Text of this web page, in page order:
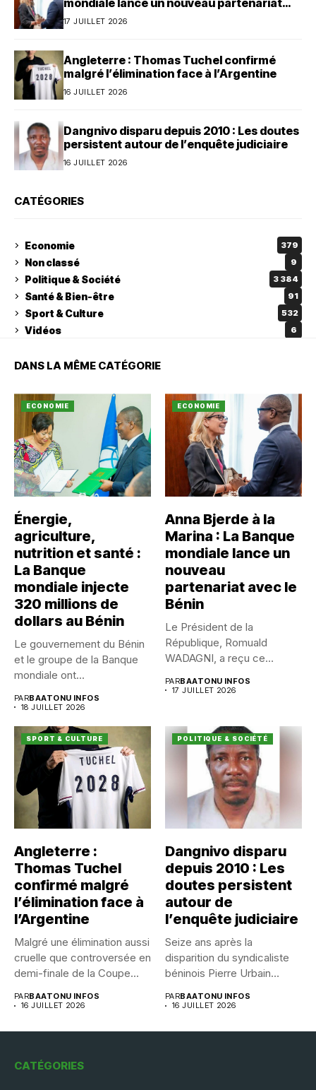
avec le Bénin
17 JUILLET 2026
Angleterre : Thomas Tuchel confirmé
malgré l’élimination face à l’Argentine
16 JUILLET 2026
Dangnivo disparu depuis 2010 : Les doutes
persistent autour de l’enquête judiciaire
16 JUILLET 2026
CATÉGORIES
Economie 379
Non classé 9
Politique & Société 3 384
Santé & Bien-être 91
Sport & Culture 532
Vidéos 6
DANS LA MÊME CATÉGORIE
ECONOMIE
Énergie,
agriculture,
nutrition et santé :
La Banque
mondiale injecte
320 millions de
dollars au Bénin
Le gouvernement du Bénin
et le groupe de la Banque
mondiale ont...
PARBAATONU INFOS
18 JUILLET 2026
ECONOMIE
Anna Bjerde à la
Marina : La Banque
mondiale lance un
nouveau
partenariat avec le
Bénin
Le Président de la
République, Romuald
WADAGNI, a reçu ce
PARBAATONU INFOS
17 JUILLET 2026
SPORT & CULTURE
Angleterre :
Thomas Tuchel
confirmé malgré
l’élimination face à
l’Argentine
Malgré une élimination aussi
cruelle que controversée en
demi-finale de la Coupe...
PARBAATONU INFOS
16 JUILLET 2026
POLITIQUE & SOCIÉTÉ
Dangnivo disparu
depuis 2010 : Les
doutes persistent
autour de
l’enquête judiciaire
Seize ans après la
disparition du syndicaliste
béninois Pierre Urbain
PARBAATONU INFOS
16 JUILLET 2026
CATÉGORIES